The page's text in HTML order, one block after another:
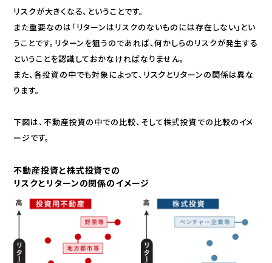
リスクが大きくなる、ということです。
また重要なのは「リターンはリスクのないものには存在しない」とい
うことです。リターンを狙うのであれば、何かしらのリスクが発生する
ということを認識しておかなければなりません。
また、各投資の中でも対象によって、リスクとリターンの関係は異な
ります。
下図は、不動産投資の中での比較、そして株式投資での比較のイメ
ージです。
不動産投資と株式投資での
リスクとリターンの関係のイメージ